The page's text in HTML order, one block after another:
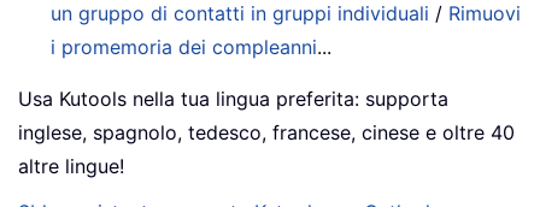
un gruppo di contatti in gruppi individuali / Rimuovi
i promemoria dei compleanni...
Usa Kutools nella tua lingua preferita: supporta
inglese, spagnolo, tedesco, francese, cinese e oltre 40
altre lingue!